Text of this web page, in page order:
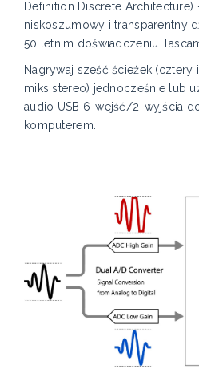
Definition Discrete Architecture)
niskoszumowy i transparentny
50 letnim doświadczeniu
Nagrywaj sześć ścieżek
miks stereo) jednocześnie lub
audio USB 6-wejść/2-wyjścia
komputerem.